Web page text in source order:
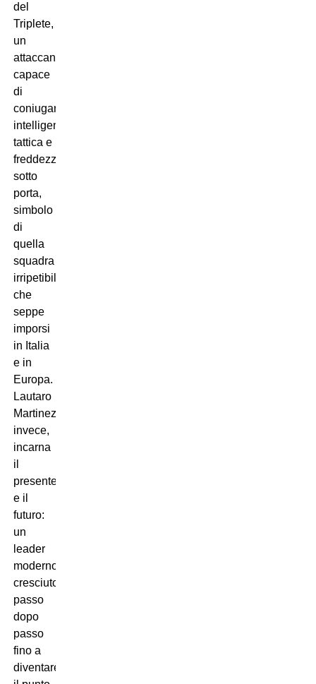
del
Triplete,
un
attaccante
capace
di
coniugare
intelligenza
tattica e
freddezza
sotto
porta,
simbolo
di
quella
squadra
irripetibile
che
seppe
imporsi
in Italia
e in
Europa.
Lautaro
Martinez,
invece,
incarna
il
presente
e il
futuro:
un
leader
moderno,
cresciuto
passo
dopo
passo
fino a
diventare